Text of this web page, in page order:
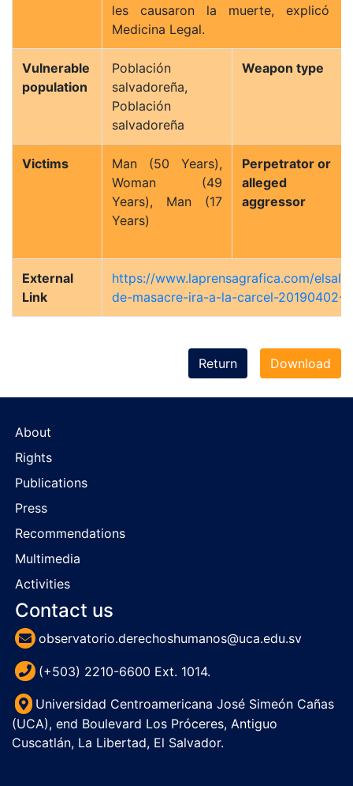
les causaron la muerte, explicó
Medicina Legal.
Vulnerable
population
Población
salvadoreña,
Población
salvadoreña
Weapon type
Victims
Man (50 Years),
Woman (49
Years), Man (17
Years)
Perpetrator or
alleged
aggressor
External
Link
https://www.laprensagrafica.com/
de-masacre-ira-a-la-carcel-20190402-
Download
Return
About
Rights
Publications
Press
Recommendations
Multimedia
Activities
Contact us
observatorio.derechoshumanos@uca.edu.sv
(+503) 2210-6600 Ext. 1014.
Universidad Centroamericana José Simeón Cañas
(UCA), end Boulevard Los Próceres, Antiguo
Cuscatlán, La Libertad, El Salvador.